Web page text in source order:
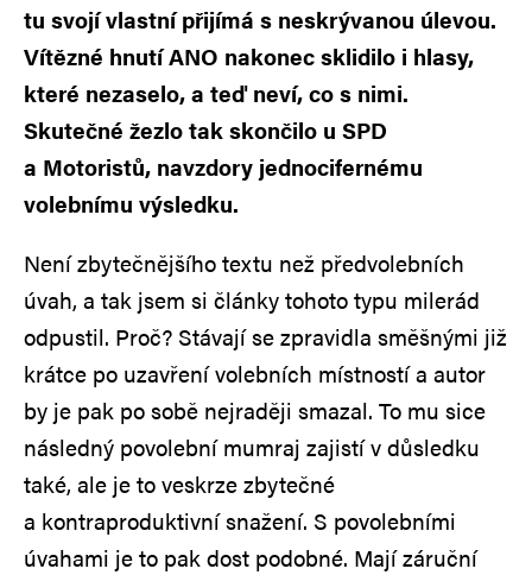
tu svojí vlastní přijímá s neskrývanou úlevou.
Vítězné hnutí ANO nakonec sklidilo i hlasy,
které nezaselo, a teď neví, co s nimi.
Skutečné žezlo tak skončilo u SPD
a Motoristů, navzdory jednocifernému
volebnímu výsledku.
Není zbytečnějšího textu než předvolebních
úvah, a tak jsem si články tohoto typu milerád
odpustil. Proč? Stávají se zpravidla směšnými již
krátce po uzavření volebních místností a autor
by je pak po sobě nejraději smazal. To mu sice
následný povolební mumraj zajistí v důsledku
také, ale je to veskrze zbytečné
a kontraproduktivní snažení. S povolebními
úvahami je to pak dost podobné. Mají záruční